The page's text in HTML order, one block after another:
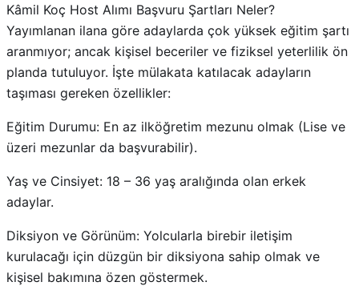
Kâmil Koç Host Alımı Başvuru Şartları Neler?
Yayımlanan ilana göre adaylarda çok yüksek eğitim şartı
aranmıyor; ancak kişisel beceriler ve fiziksel yeterlilik ön
planda tutuluyor. İşte mülakata katılacak adayların
taşıması gereken özellikler:
Eğitim Durumu: En az ilköğretim mezunu olmak (Lise ve
üzeri mezunlar da başvurabilir).
Yaş ve Cinsiyet: 18 – 36 yaş aralığında olan erkek
adaylar.
Diksiyon ve Görünüm: Yolcularla birebir iletişim
kurulacağı için düzgün bir diksiyona sahip olmak ve
kişisel bakımına özen göstermek.